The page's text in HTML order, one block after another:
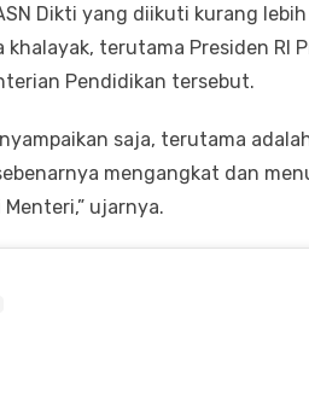
Dikti yang diikuti kurang
khalayak, terutama Presiden RI
Pendidikan tersebut.
saja, terutama
mengangkat dan
ujarnya.